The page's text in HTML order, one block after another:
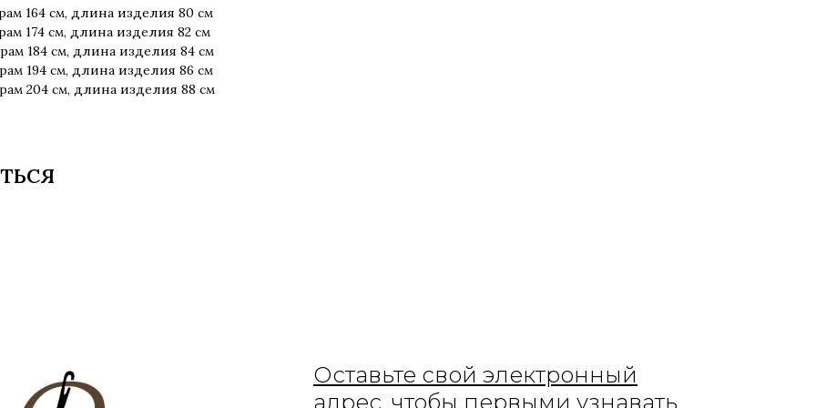
164 см, длина изделия 80 см
174 см, длина изделия 82 см
184 см, длина изделия 84 см
194 см, длина изделия 86 см
204 см, длина изделия 88 см
Оставьте свой электронный
адрес, чтобы первыми узнавать